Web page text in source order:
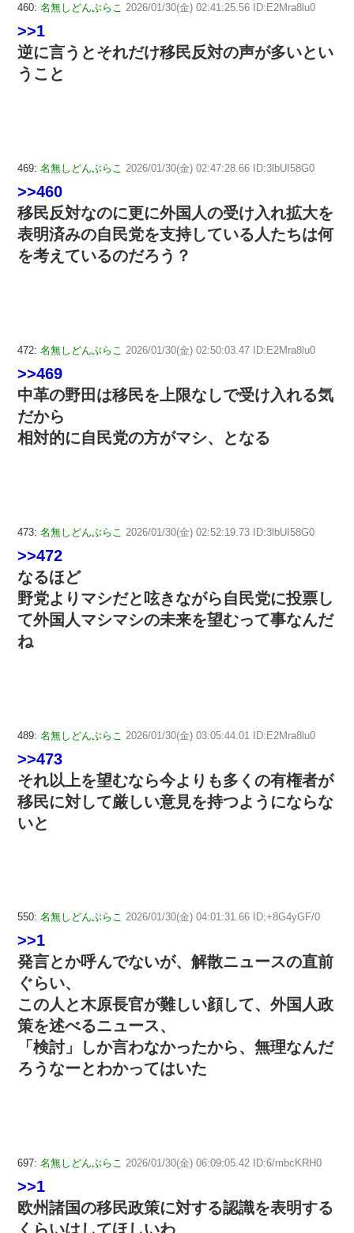
460: 名無しどんぶらこ 2026/01/30(金) 02:41:25.56 ID:E2Mra8lu0
>>1
逆に言うとそれだけ移民反対の声が多いとい
うこと
469: 名無しどんぶらこ 2026/01/30(金) 02:47:28.66 ID:3lbUI58G0
>>460
移民反対なのに更に外国人の受け入れ拡大を
表明済みの自民党を支持している人たちは何
を考えているのだろう？
472: 名無しどんぶらこ 2026/01/30(金) 02:50:03.47 ID:E2Mra8lu0
>>469
中革の野田は移民を上限なしで受け入れる気
だから
相対的に自民党の方がマシ、となる
473: 名無しどんぶらこ 2026/01/30(金) 02:52:19.73 ID:3lbUI58G0
>>472
なるほど
野党よりマシだと呟きながら自民党に投票し
て外国人マシマシの未来を望むって事なんだ
ね
489: 名無しどんぶらこ 2026/01/30(金) 03:05:44.01 ID:E2Mra8lu0
>>473
それ以上を望むなら今よりも多くの有権者が
移民に対して厳しい意見を持つようにならな
いと
550: 名無しどんぶらこ 2026/01/30(金) 04:01:31.66 ID:+8G4yGF/0
>>1
発言とか呼んでないが、解散ニュースの直前
ぐらい、
この人と木原長官が難しい顔して、外国人政
策を述べるニュース、
「検討」しか言わなかったから、無理なんだ
ろうなーとわかってはいた
697: 名無しどんぶらこ 2026/01/30(金) 06:09:05.42 ID:6/mbcKRH0
>>1
欧州諸国の移民政策に対する認識を表明する
くらいはしてほしいわ